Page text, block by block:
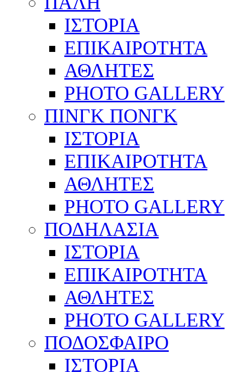
ΙΣΤΟΡΙΑ
ΕΠΙΚΑΙΡΟΤΗΤΑ
ΑΘΛΗΤΕΣ
PHOTO GALLERY
ΠΙΝΓΚ ΠΟΝΓΚ
ΙΣΤΟΡΙΑ
ΕΠΙΚΑΙΡΟΤΗΤΑ
ΑΘΛΗΤΕΣ
PHOTO GALLERY
ΠΟΔΗΛΑΣΙΑ
ΙΣΤΟΡΙΑ
ΕΠΙΚΑΙΡΟΤΗΤΑ
ΑΘΛΗΤΕΣ
PHOTO GALLERY
ΠΟΔΟΣΦΑΙΡΟ
ΙΣΤΟΡΙΑ